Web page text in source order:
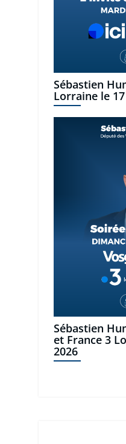
Sébastien
Lorraine le
Sébastien
et France 3
2026